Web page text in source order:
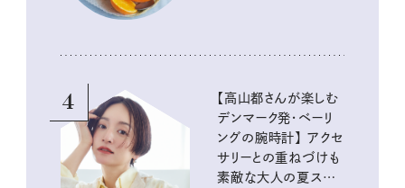
4
【高山都さんが楽しむ
デンマーク発・ベーリ
ングの腕時計】 アクセ
サリーとの重ねづけも
素敵な大人の夏スタイ